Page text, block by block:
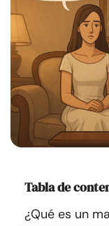
Ayuda
Cursos
Recursos
Comunidad
Idioma
Tabla de
¿Qué es un